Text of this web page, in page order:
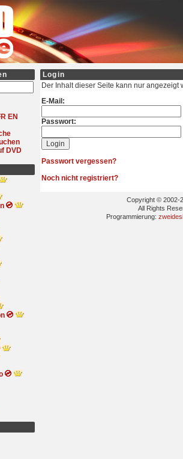
EN
DVD
Login
Der Inhalt dieser Seite kann nur
E-Mail:
Passwort:
Passwort vergessen?
Noch nicht registriert?
Copyright © 2002-
All Rights
Programmierung: